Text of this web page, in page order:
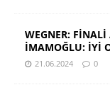
WEGNER:
İMAMOĞLU: İYİ
21.06.2024 0